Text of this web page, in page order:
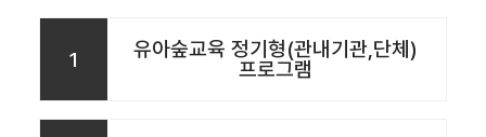
1
유아숲교육 정기형(관내기관,단체)
프로그램